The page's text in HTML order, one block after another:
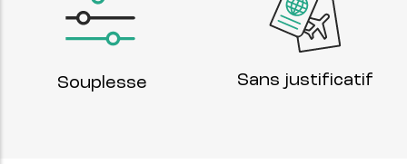
Souplesse Sans justificatif